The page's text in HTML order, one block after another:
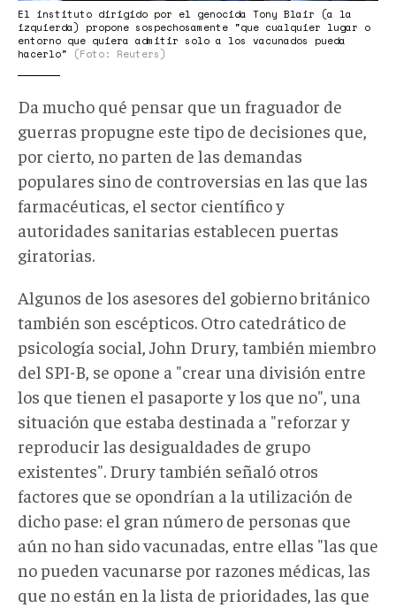
El instituto dirigido por el genocida Tony Blair (a la
izquierda) propone sospechosamente "que cualquier lugar o
entorno que quiera admitir solo a los vacunados pueda
hacerlo"
(Foto: Reuters)
Da mucho qué pensar que un fraguador de
guerras propugne este tipo de decisiones que,
por cierto, no parten de las demandas
populares sino de controversias en las que las
farmacéuticas, el sector científico y
autoridades sanitarias establecen puertas
giratorias.
Algunos de los asesores del gobierno británico
también son escépticos. Otro catedrático de
psicología social, John Drury, también miembro
del SPI-B, se opone a "crear una división entre
los que tienen el pasaporte y los que no", una
situación que estaba destinada a "reforzar y
reproducir las desigualdades de grupo
existentes". Drury también señaló otros
factores que se opondrían a la utilización de
dicho pase: el gran número de personas que
aún no han sido vacunadas, entre ellas "las que
no pueden vacunarse por razones médicas, las
que no están en la lista de prioridades, las que